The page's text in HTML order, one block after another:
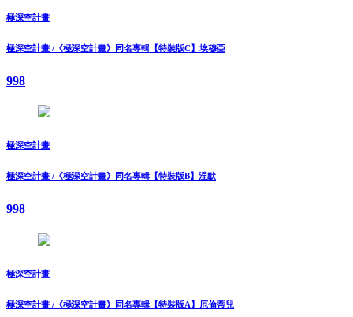
極深空計畫
極深空計畫 /《極深空計畫》同名專輯【特裝版C】埃穆亞
998
極深空計畫
極深空計畫 /《極深空計畫》同名專輯【特裝版B】涅默
998
極深空計畫
極深空計畫 /《極深空計畫》同名專輯【特裝版A】厄倫蒂兒